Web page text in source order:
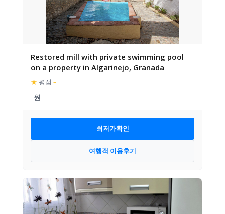
Restored mill with private swimming pool
on a property in Algarinejo, Granada
★ 평점 –
최저가확인
여행객 이용후기